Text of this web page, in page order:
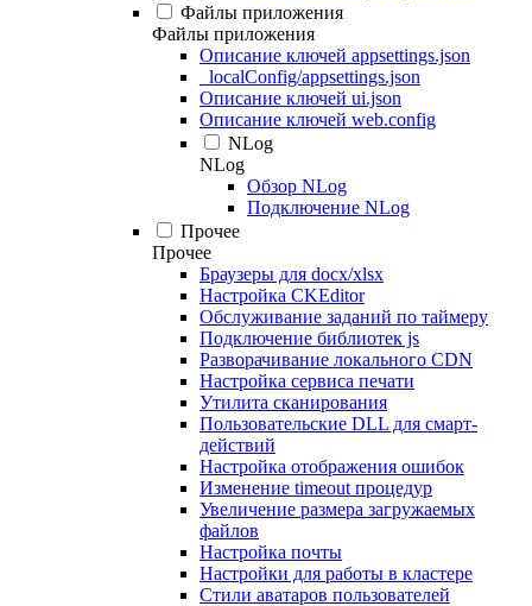
Файлы приложения
Файлы приложения
Описание ключей appsettings.json
_localConfig/appsettings.json
Описание ключей ui.json
Описание ключей web.config
NLog
NLog
Обзор NLog
Подключение NLog
Прочее
Прочее
Браузеры для docx/xlsx
Настройка CKEditor
Обслуживание заданий по таймеру
Подключение библиотек js
Разворачивание локального CDN
Настройка сервиса печати
Утилита сканирования
Пользовательские DLL для смарт-
действий
Настройка отображения ошибок
Изменение timeout процедур
Увеличение размера загружаемых
файлов
Настройка почты
Настройки для работы в кластере
Стили аватаров пользователей